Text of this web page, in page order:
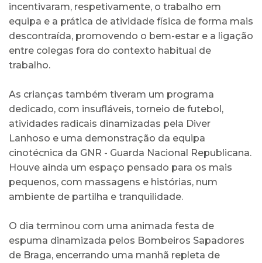
incentivaram, respetivamente, o trabalho em
equipa e a prática de atividade física de forma mais
descontraída, promovendo o bem-estar e a ligação
entre colegas fora do contexto habitual de
trabalho.
As crianças também tiveram um programa
dedicado, com insufláveis, torneio de futebol,
atividades radicais dinamizadas pela Diver
Lanhoso e uma demonstração da equipa
cinotécnica da GNR - Guarda Nacional Republicana.
Houve ainda um espaço pensado para os mais
pequenos, com massagens e histórias, num
ambiente de partilha e tranquilidade.
O dia terminou com uma animada festa de
espuma dinamizada pelos Bombeiros Sapadores
de Braga, encerrando uma manhã repleta de